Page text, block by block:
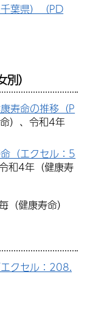
葉県）（PD
）
寿命の推移（P
）、令和4年
（エクセル：5
和4年（健康寿
健康寿命）
クセル：208.